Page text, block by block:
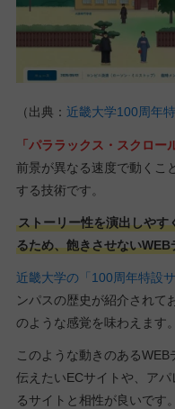
（出典： 近畿大学100周年
「パララックス・スクロー
前景が異なる速度で動くこ
する技術です。
ストーリー性を演出しやす
るため、飽きさせない
近畿大学の「100周年特設サ
ンパスの歴史が紹介されて
のような感覚を味わえます。
このような動きのあるWEB
伝えたいECサイトや、ア
るサイトと相性が良いです。